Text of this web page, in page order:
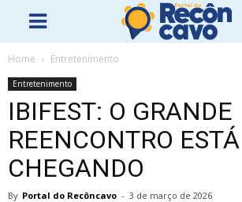
Home Entretenimento
Entretenimento
IBIFEST: O GRANDE
REENCONTRO ESTÁ
CHEGANDO
By Portal do Recôncavo - 3 de março de 2026